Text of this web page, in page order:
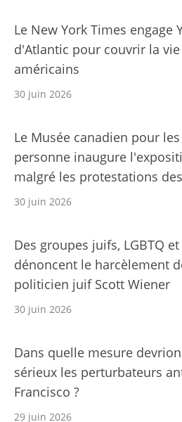
Le New York Times engage
d'Atlantic pour couvrir la vie
américains
30 juin 2026
Le Musée canadien pour
personne inaugure
malgré les protestations
30 juin 2026
Des groupes juifs, LGBTQ
dénoncent le harcèlement
politicien juif Scott Wiener
30 juin 2026
Dans quelle mesure
sérieux les perturbateurs
Francisco ?
29 juin 2026